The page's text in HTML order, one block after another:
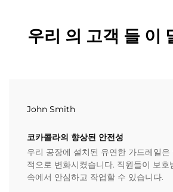
우리 의 고객 들 이
John Smith
코카콜라의 향상된 안전성
우리 공장에 설치된 유연한 가드레일은
적으로 변화시켰습니다. 직원들이 보호
속에서 안심하고 작업할 수 있습니다.